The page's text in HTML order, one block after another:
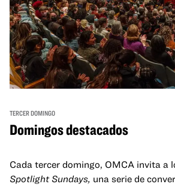
TERCER DOMINGO
Domingos destacados
Cada tercer domingo, OMCA invita a
Spotlight Sundays, una serie de